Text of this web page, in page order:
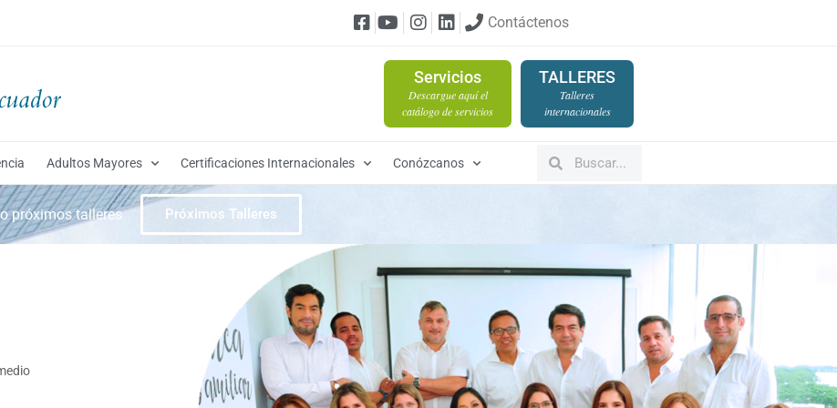
Contáctenos
Servicios
Descargue aquí el
catálogo de servicios
TALLERES
Talleres
internacionales
Adultos Mayores Certificaciones Internacionales Conózcanos
próximos talleres Próximos Talleres